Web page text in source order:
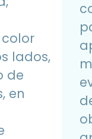
lados,
de
en